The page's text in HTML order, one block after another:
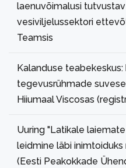
laenuvõimalusi
vesiviljelussektori
Teamsis
Kalanduse teabekeskus:
tegevusrühmade
Hiiumaal Viscosas
Uuring "Latikale
leidmine läbi
(Eesti Peakokkade